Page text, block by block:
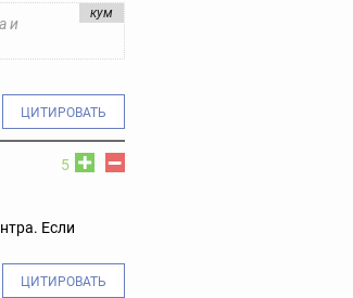
кум
и
ЦИТИРОВАТЬ
5
Если
ЦИТИРОВАТЬ